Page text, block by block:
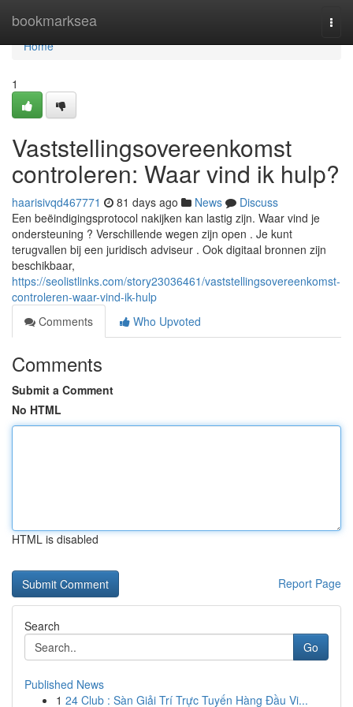
bookmarksea
Home
Home
1
Vaststellingsovereenkomst
controleren: Waar vind ik hulp?
haarisivqd467771 81 days ago News
Discuss
Een beëindigingsprotocol nakijken kan lastig zijn. Waar vind je
ondersteuning ? Verschillende wegen zijn open . Je kunt
terugvallen bij een juridisch adviseur . Ook digitaal bronnen zijn
beschikbaar,
https://seolistlinks.com/story23036461/vaststellingsovereenkomst-
controleren-waar-vind-ik-hulp
Comments
Who Upvoted
Comments
Submit a Comment
No HTML
HTML is disabled
Report Page
Search
Go
Published News
1 24 Club : Sàn Giải Trí Trực Tuyến Hàng Đầu Vi...